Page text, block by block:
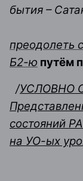
бытия –
преодолеть
Б2-ю путём
/УСЛОВНО
состояний
на УО-ых